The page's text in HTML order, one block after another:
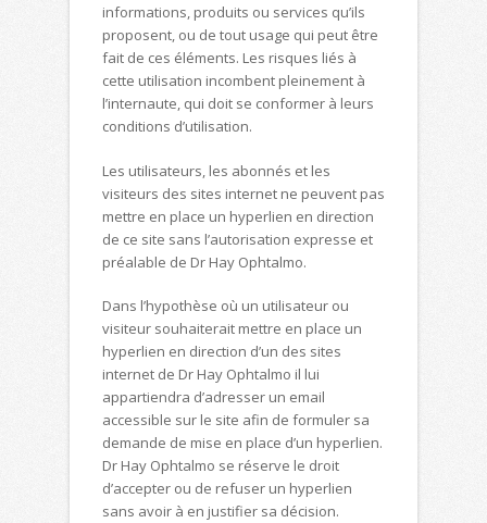
informations, produits ou services qu’ils
proposent, ou de tout usage qui peut être
fait de ces éléments. Les risques liés à
cette utilisation incombent pleinement à
l’internaute, qui doit se conformer à leurs
conditions d’utilisation.
Les utilisateurs, les abonnés et les
visiteurs des sites internet ne peuvent pas
mettre en place un hyperlien en direction
de ce site sans l’autorisation expresse et
préalable de Dr Hay Ophtalmo.
Dans l’hypothèse où un utilisateur ou
visiteur souhaiterait mettre en place un
hyperlien en direction d’un des sites
internet de Dr Hay Ophtalmo il lui
appartiendra d’adresser un email
accessible sur le site afin de formuler sa
demande de mise en place d’un hyperlien.
Dr Hay Ophtalmo se réserve le droit
d’accepter ou de refuser un hyperlien
sans avoir à en justifier sa décision.